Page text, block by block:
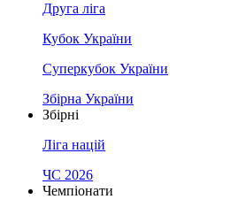
Друга ліга
Кубок України
Суперкубок України
Збірна України
Збірні
Ліга націй
ЧС 2026
Чемпіонати